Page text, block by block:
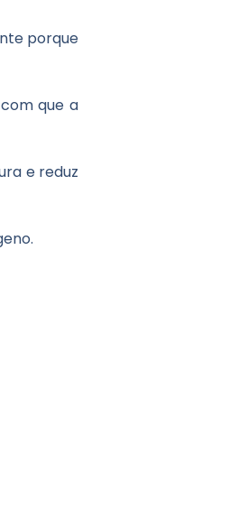
porque
que a
e reduz